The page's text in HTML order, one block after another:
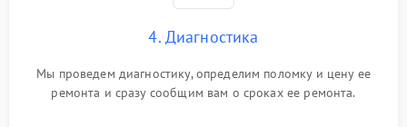
4. Диагностика
Мы проведем диагностику, определим поломку и цену ее
ремонта и сразу сообщим вам о сроках ее ремонта.